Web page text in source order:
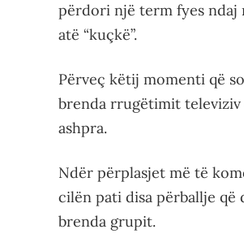
përdori një term fyes ndaj
atë “kuçkë”.
Përveç këtij momenti që
brenda rrugëtimit televiziv
ashpra.
Ndër përplasjet më të
cilën pati disa përballje
brenda grupit.